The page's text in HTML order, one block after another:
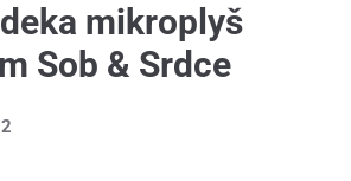
mikroplyš
Sob & Srdce